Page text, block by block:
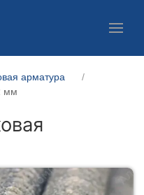
арматура
мм